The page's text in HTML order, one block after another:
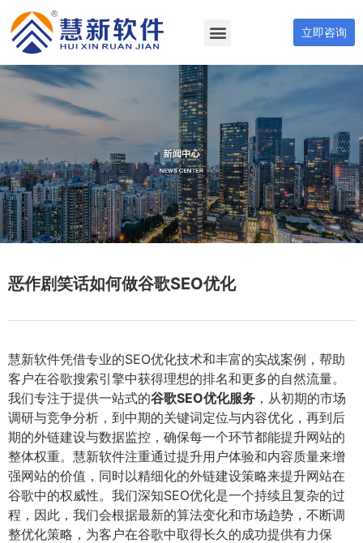
立即咨询
恶作剧笑话如何做谷歌SEO优化
慧新软件凭借专业的SEO优化技术和丰富的实战案例，帮助
客户在谷歌搜索引擎中获得理想的排名和更多的自然流量。
我们专注于提供一站式的谷歌SEO优化服务 ，从初期的市场
调研与竞争分析，到中期的关键词定位与内容优化，再到后
期的外链建设与数据监控，确保每一个环节都能提升网站的
整体权重。慧新软件注重通过提升用户体验和内容质量来增
强网站的价值，同时以精细化的外链建设策略来提升网站在
谷歌中的权威性。我们深知SEO优化是一个持续且复杂的过
程，因此，我们会根据最新的算法变化和市场趋势，不断调
整优化策略，为客户在谷歌中取得长久的成功提供有力保